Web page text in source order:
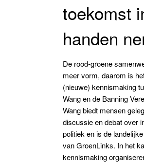
toekomst
handen
De rood-groene
meer vorm, daarom is
(nieuwe) kennismaking
Wang en de Banning
Wang biedt mensen
discussie en debat over
politiek en is de
van GroenLinks. In het
kennismaking